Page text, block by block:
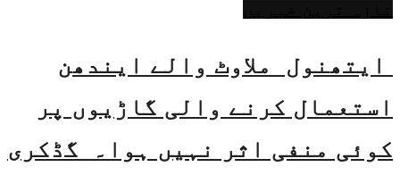
ایتھنول ملاوٹ والے ایندھن
استعمال کرنے والی گاڑیوں پر
کوئی منفی اثر نہیں ہوا۔ گڈکری